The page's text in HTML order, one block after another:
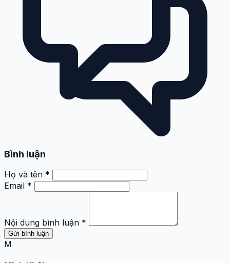
Bình luận
Họ và tên *
Email *
Nội dung bình luận *
Gửi bình luận
M